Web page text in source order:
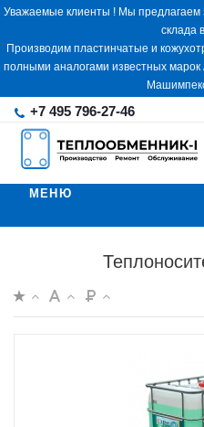
Уважаемые клиенты ! Мы предлагаем
склада
Производим пластинчатые и
полными аналогами известных
+7 495 796-27-46
МЕНЮ